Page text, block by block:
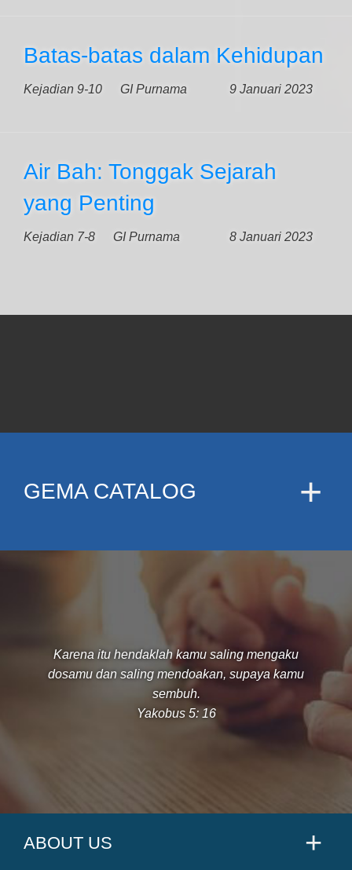
Batas-batas dalam Kehidupan
Kejadian 9-10 9 Januari 2023
GI Purnama
Air Bah: Tonggak Sejarah
yang Penting
Kejadian 7-8 8 Januari 2023
GI Purnama
GEMA CATALOG
Karena itu hendaklah kamu saling mengaku
dosamu dan saling mendoakan, supaya kamu
sembuh.
Yakobus 5: 16
ABOUT US